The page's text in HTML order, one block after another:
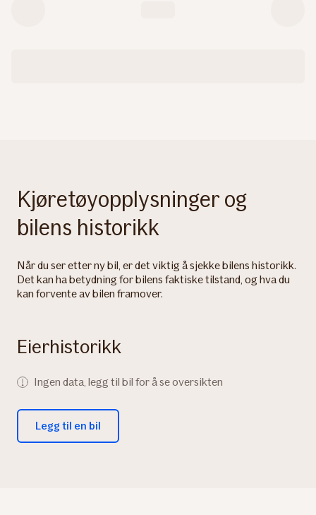
Kjøretøyopplysninger og
bilens historikk
Når du ser etter ny bil, er det viktig å sjekke bilens historikk.
Det kan ha betydning for bilens faktiske tilstand, og hva du
kan forvente av bilen framover.
Eierhistorikk
Ingen data, legg til bil for å se oversikten
Legg til en bil